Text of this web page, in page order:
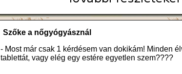
Szőke a nőgyógyásznál
- Most már csak 1 kérdésem van dokikám! Minden
tablettát, vagy elég egy estére egyetlen szem????